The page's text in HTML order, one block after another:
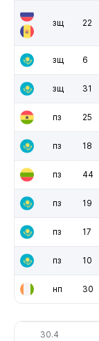
зщ 22
зщ 6
зщ 31
пз 25
пз 18
пз 44
пз 19
пз 17
пз 10
нп 30
30.4